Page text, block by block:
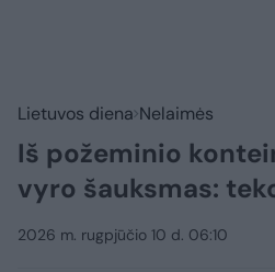
Lietuvos diena Nelaimės
Iš požeminio
vyro šauksmas:
2026 m. rugpjūčio 10 d. 06:10